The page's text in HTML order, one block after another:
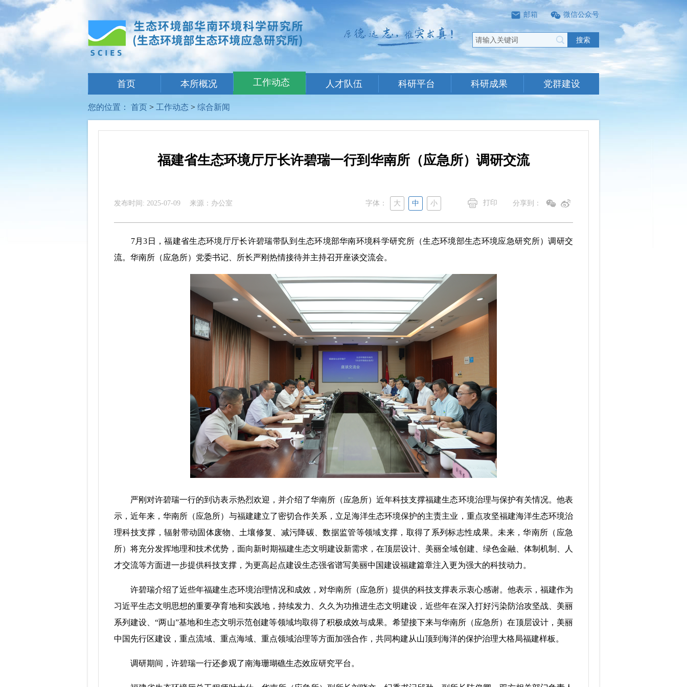
微信公众号
邮箱
搜索
首页 本所概况 工作动态 人才队伍 科研平台 科研成果 党群建设
您的位置： 首页 > 工作动态 > 综合新闻
福建省生态环境厅厅长许碧瑞一行到华南所（应急所）调研交流
发布时间: 2025-07-09 来源：办公室 字体： 大 中 小 打印 分享到：
7月3日，福建省生态环境厅厅长许碧瑞带队到生态环境部华南环境科学研究所（生态环境部生态环境应急研究所）调研交
流。华南所（应急所）党委书记、所长严刚热情接待并主持召开座谈交流会。
严刚对许碧瑞一行的到访表示热烈欢迎，并介绍了华南所（应急所）近年科技支撑福建生态环境治理与保护有关情况。他表
示，近年来，华南所（应急所）与福建建立了密切合作关系，立足海洋生态环境保护的主责主业，重点攻坚福建海洋生态环境治
理科技支撑，辐射带动固体废物、土壤修复、减污降碳、数据监管等领域支撑，取得了系列标志性成果。未来，华南所（应急
所）将充分发挥地理和技术优势，面向新时期福建生态文明建设新需求，在顶层设计、美丽全域创建、绿色金融、体制机制、人
才交流等方面进一步提供科技支撑，为更高起点建设生态强省谱写美丽中国建设福建篇章注入更为强大的科技动力。
许碧瑞介绍了近些年福建生态环境治理情况和成效，对华南所（应急所）提供的科技支撑表示衷心感谢。他表示，福建作为
习近平生态文明思想的重要孕育地和实践地，持续发力、久久为功推进生态文明建设，近些年在深入打好污染防治攻坚战、美丽
系列建设、“两山”基地和生态文明示范创建等领域均取得了积极成效与成果。希望接下来与华南所（应急所）在顶层设计，美丽
中国先行区建设，重点流域、重点海域、重点领域治理等方面加强合作，共同构建从山顶到海洋的保护治理大格局福建样板。
调研期间，许碧瑞一行还参观了南海珊瑚礁生态效应研究平台。